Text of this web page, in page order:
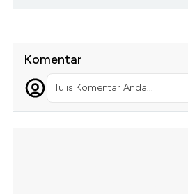
Komentar
Tulis Komentar Anda...